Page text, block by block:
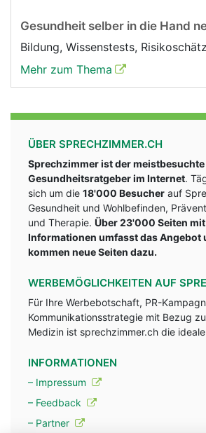
Gesundheit selber in die Hand
Bildung, Wissenstests,
Mehr zum Thema
ÜBER SPRECHZIMMER.CH
Sprechzimmer ist der
Gesundheitsratgeber im Internet.
sich um die 18'000 Besucher auf
Gesundheit und Wohlbefinden,
und Therapie. Über 23'000 Seiten
Informationen umfasst das Angebot
kommen neue Seiten dazu.
WERBEMÖGLICHKEITEN AUF
Für Ihre Werbebotschaft, PR-
Kommunikationsstrategie mit Bezug
Medizin ist sprechzimmer.ch die
INFORMATIONEN
– Impressum
– Feedback
– Partner